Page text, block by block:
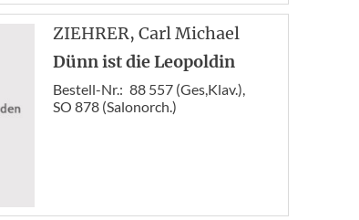
ZIEHRER, Carl Michael
Dünn ist die Leopoldin
Bestell-Nr.: 88 557 (Ges,Klav.),
SO 878 (Salonorch.)